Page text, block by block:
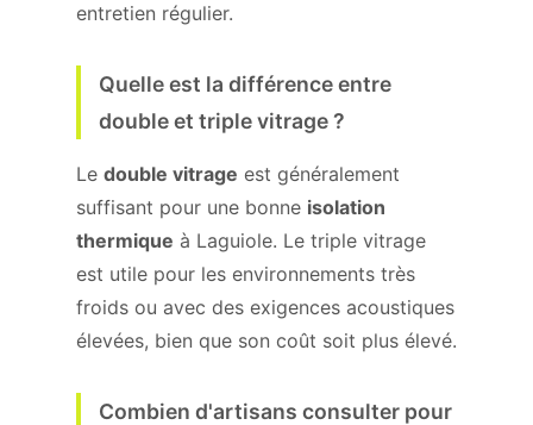
entretien régulier.
Quelle est la différence entre
double et triple vitrage ?
Le double vitrage est généralement
suffisant pour une bonne isolation
thermique à Laguiole. Le triple vitrage
est utile pour les environnements très
froids ou avec des exigences acoustiques
élevées, bien que son coût soit plus élevé.
Combien d'artisans consulter pour